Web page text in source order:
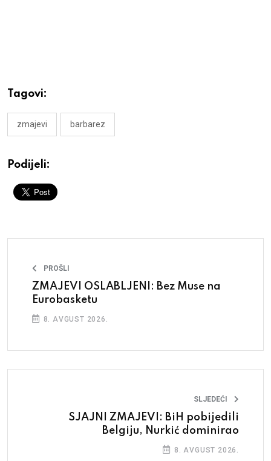
Tagovi:
zmajevi barbarez
Podijeli:
PROŠLI
ZMAJEVI OSLABLJENI: Bez Muse na
Eurobasketu
8. AVGUST 2026.
SLJEDEĆI
SJAJNI ZMAJEVI: BiH pobijedili
Belgiju, Nurkić dominirao
8. AVGUST 2026.